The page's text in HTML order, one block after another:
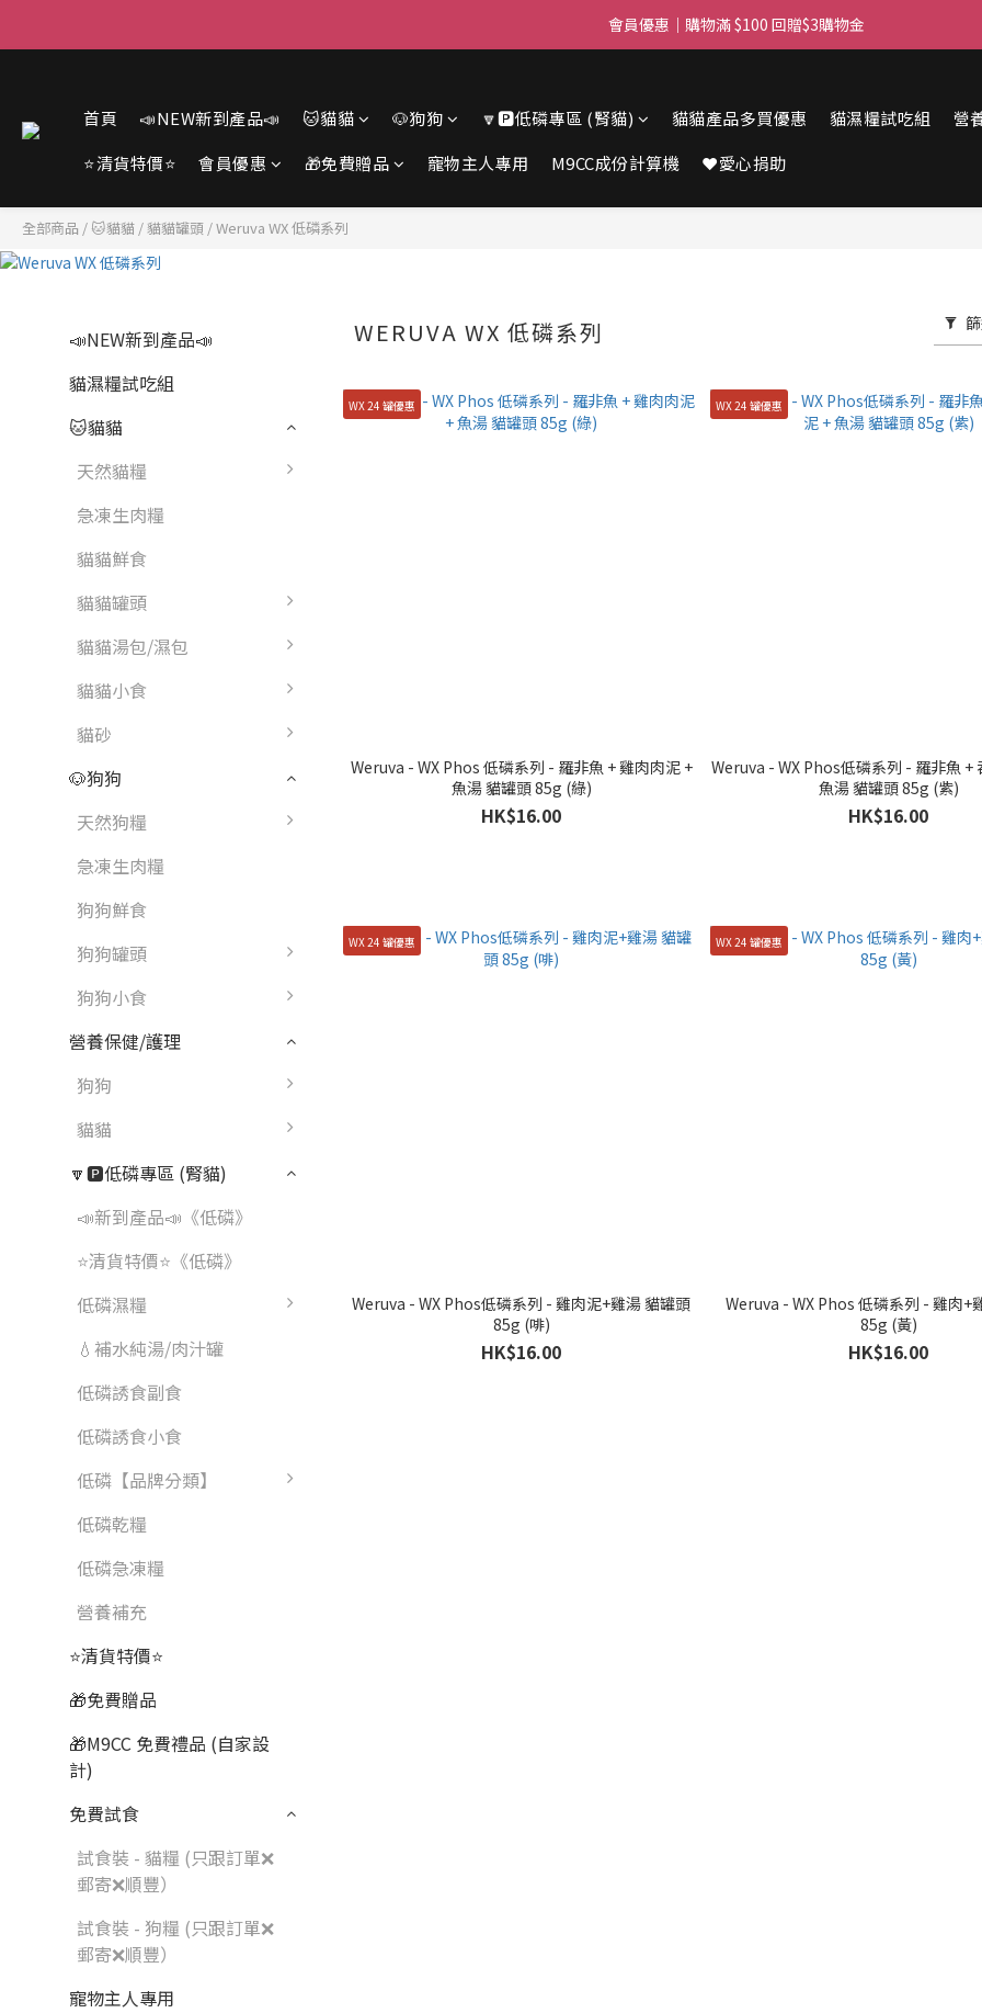
滿$450免費送貨上門 I 滿$350免運 順豐自取
會員優惠｜購物滿 $100 回贈$3購物金
首頁 📣NEW新到產品📣 🐱貓貓 🐶狗狗 🔽🅿️低磷專區 (腎貓) 貓貓產品多買優惠 貓濕糧試吃組
營
⭐清貨特價⭐
會員優惠 🎁免費贈品 寵物主人專用 M9CC成份計算機 ❤️愛心捐助
全部商品 / 🐱貓貓 /貓貓罐頭 /Weruva WX 低磷系列
📣NEW新到產品📣
貓濕糧試吃組
🐱貓貓
天然貓糧
急凍生肉糧
貓貓鮮食
貓貓罐頭
貓貓湯包/濕包
貓貓小食
貓砂
🐶狗狗
天然狗糧
急凍生肉糧
狗狗鮮食
狗狗罐頭
狗狗小食
營養保健/護理
狗狗
貓貓
🔽🅿️低磷專區 (腎貓)
📣新到產品📣《低磷》
⭐清貨特價⭐《低磷》
低磷濕糧
💧補水純湯/肉汁罐
低磷誘食副食
低磷誘食小食
低磷【品牌分類】
低磷乾糧
低磷急凍糧
營養補充
⭐清貨特價⭐
🎁免費贈品
🎁M9CC 免費禮品 (自家設
計)
免費試食
試食裝 - 貓糧 (只跟訂單❌
郵寄❌順豐）
試食裝 - 狗糧 (只跟訂單❌
郵寄❌順豐）
寵物主人專用
WERUVA WX 低磷系列
WX 24 罐優惠
Weruva - WX Phos 低磷系列 - 羅非魚 + 雞肉肉泥 +
魚湯 貓罐頭 85g (綠)
HK$16.00
WX 24 罐優惠
Weruva - WX Phos低磷系列 - 羅非魚 + 吞拿魚肉泥 +
魚湯 貓罐頭 85g (紫)
HK$16.00
WX 24 罐優惠
Weruva - WX Phos低磷系列 - 雞肉泥+雞湯 貓罐頭
85g (啡)
HK$16.00
WX 24 罐優惠
Weruva - WX Phos 低磷系列 - 雞肉+
85g (黃)
HK$16.00